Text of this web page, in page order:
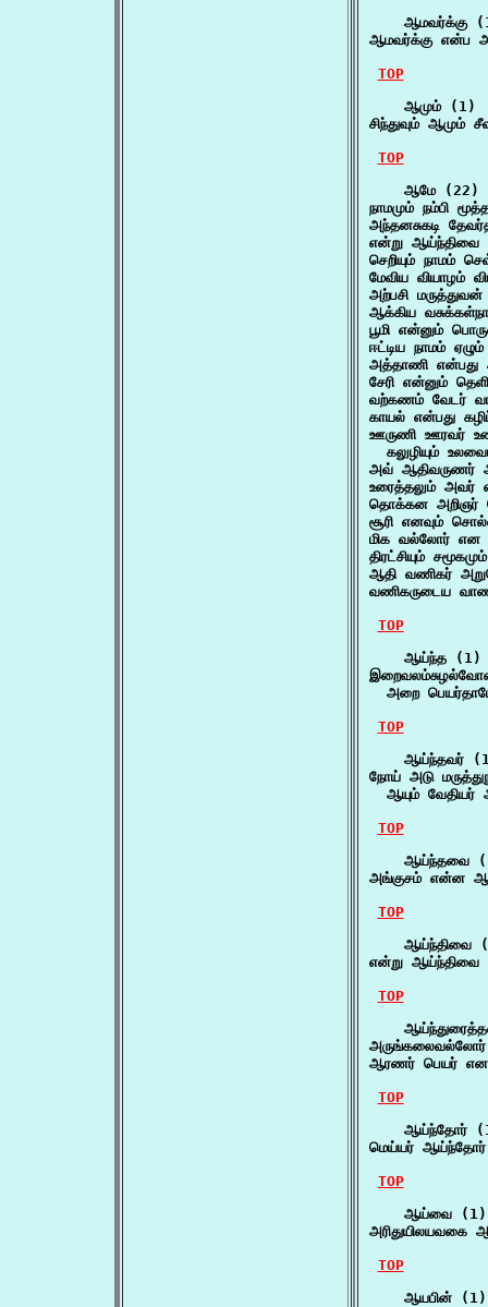
ஆமவர்க்கு
ஆமவர்க்கு என்ப
TOP
    ஆமும் (1)
சிந்துவும் ஆமும்
TOP
    ஆமே (22)
நாமமும் நம்பி
அந்தனசுகடி
என்று
செறியும் நாமம்
மேவிய
அற்பசி
ஆக்கிய
பூமி என்னும்
ஈட்டிய நாமம்
அத்தாணி என்பது
சேரி என்னும்
வற்கணம் வேடர்
காயல் என்பது
ஊருணி ஊரவர்
கலுழியும்
அவ் ஆதிவருணர்
உரைத்தலும்
தொக்கன
சூரி எனவும்
மிக வல்லோர் என
திரட்சியும்
ஆதி வணிகர்
வணிகருடைய
TOP
    ஆய்ந்த (1)
அறை
TOP
ஆய்ந்தவர்
நோய் அடு
ஆயும் வேதியர்
TOP
ஆய்ந்தவை
அங்குசம் என்ன
TOP
ஆய்ந்திவை
என்று
TOP
ஆரணர் பெயர்
TOP
ஆய்ந்தோர்
மெய்யர்
TOP
    ஆய்வை (1)
TOP
    ஆயபின் (1)